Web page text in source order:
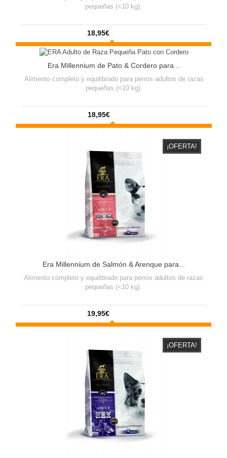
pequeñas (<10 kg).
18,95€
¡OFERTA!
Era Millennium de Pato & Cordero para...
Alimento completo y equilibrado para perros adultos de razas
pequeñas (<10 kg).
18,95€
¡OFERTA!
Era Millennium de Salmón & Arenque para...
Alimento completo y equilibrado para perros adultos de razas
pequeñas (<10 kg).
19,95€
¡OFERTA!